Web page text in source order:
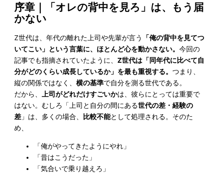
序章｜「オレの背中を見ろ」は、もう届
かない
Z世代は、年代の離れた上司や先輩が言う
「俺の背中を見てつ
いてこい」という言葉に、ほとんど心を動かさない。今回の
記事でも指摘されていたように、Z世代は「同年代に比べて自
分がどのくらい成長しているか」を最も重視する。つまり、
縦の関係ではなく、横の基準で自分を測る世代である。
だから、
上司がどれだけすごいかは、彼らにとっては重要で
はない。むしろ「上司と自分の間にある世代の差・経験の
差 」は、多くの場合、 比較不能として処理される。そのた
め、
「俺がやってきたようにやれ」
「昔はこうだった」
「気合いで乗り越えろ」